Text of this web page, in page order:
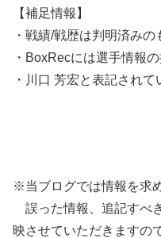
【補足情報】
・戦績/戦歴は判明済みの
・BoxRecには選手情報
・川口 芳宏と表記されて
※当ブログでは情報を求
誤った情報、追記すべ
映させていただきますの